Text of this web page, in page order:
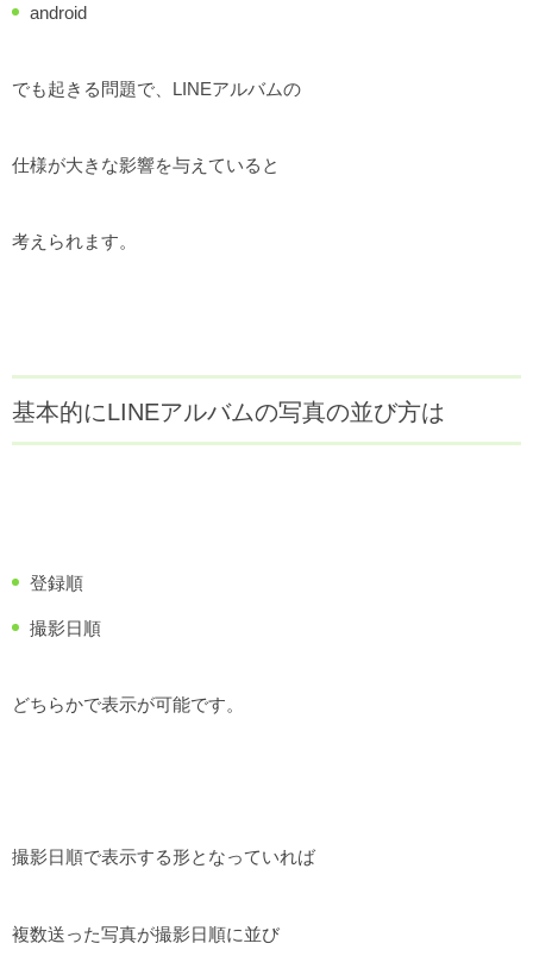
android
でも起きる問題で、LINEアルバムの
仕様が大きな影響を与えていると
考えられます。
基本的にLINEアルバムの写真の並び方は
登録順
撮影日順
どちらかで表示が可能です。
撮影日順で表示する形となっていれば
複数送った写真が撮影日順に並び